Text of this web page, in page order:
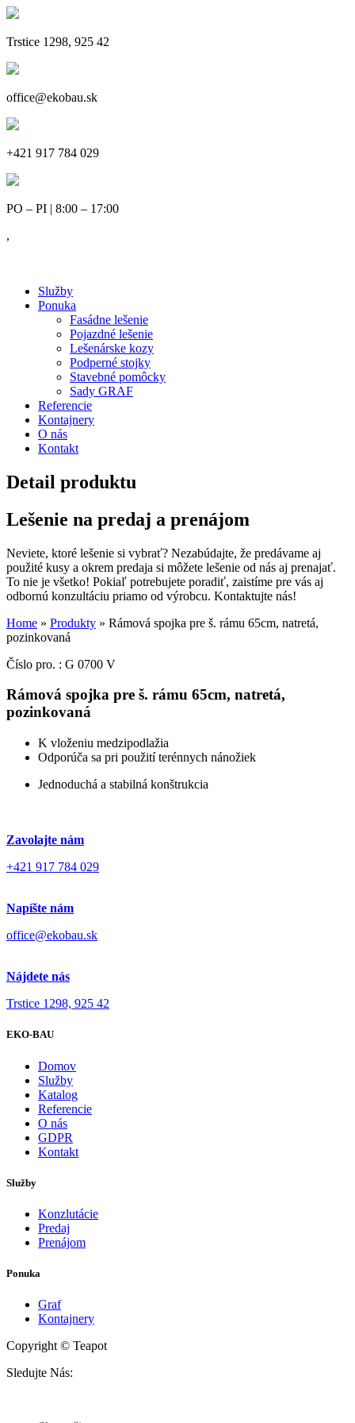
Trstice 1298, 925 42
office@ekobau.sk
+421 917 784 029
PO – PI | 8:00 – 17:00
,
Služby
Ponuka
Fasádne lešenie
Pojazdné lešenie
Lešenárske kozy
Podperné stojky
Stavebné pomôcky
Sady GRAF
Referencie
Kontajnery
O nás
Kontakt
Detail produktu
Lešenie na predaj a prenájom
Neviete, ktoré lešenie si vybrať? Nezabúdajte, že predávame aj
použité kusy a okrem predaja si môžete lešenie od nás aj prenajať.
To nie je všetko! Pokiaľ potrebujete poradiť, zaistíme pre vás aj
odbornú konzultáciu priamo od výrobcu. Kontaktujte nás!
Home » Produkty » Rámová spojka pre š. rámu 65cm, natretá,
pozinkovaná
Číslo pro. : G 0700 V
Rámová spojka pre š. rámu 65cm, natretá,
pozinkovaná
K vloženiu medzipodlažia
Odporúča sa pri použití terénnych nánožiek
Jednoduchá a stabilná konštrukcia
Zavolajte nám
+421 917 784 029
Napíšte nám
office@ekobau.sk
Nájdete nás
Trstice 1298, 925 42
EKO-BAU
Domov
Služby
Katalog
Referencie
O nás
GDPR
Kontakt
Služby
Konzlutácie
Predaj
Prenájom
Ponuka
Graf
Kontajnery
Copyright © Teapot
Sledujte Nás: